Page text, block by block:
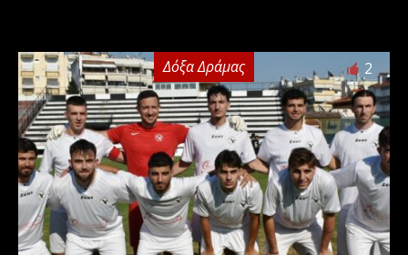
Δόξα Δράμας 2